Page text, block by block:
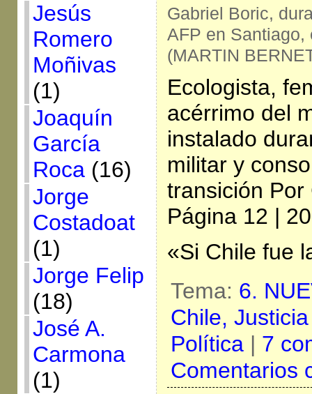
Jesús
Romero
Moñivas
(1)
Joaquín
García
Roca(16)
Jorge
Costadoat
(1)
Jorge Felip
(18)
José A.
Carmona
(1)
Gabriel Boric,
AFP en Santiago,
(MARTIN
Ecologista,
acérrimo del
instalado
militar y
transición Por
Página 12 |
«Si Chile fue
Tema: 6.
Chile,
Política| 7
Comentarios